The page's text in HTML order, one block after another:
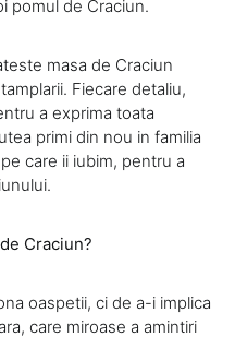
pomul de Craciun.
masa de Craciun
Fiecare detaliu,
a exprima toata
primi din nou in familia
care ii iubim, pentru a
Craciun?
oaspetii, ci de a-i implica
care miroase a amintiri